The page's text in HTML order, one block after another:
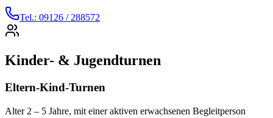
Tel.: 09126 / 288572
Kinder- & Jugendturnen
Eltern-Kind-Turnen
Alter 2 – 5 Jahre, mit einer aktiven erwachsenen Begleitperson